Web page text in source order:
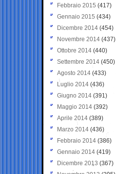
Febbraio 2015 (417)
Gennaio 2015 (434)
Dicembre 2014 (454)
Novembre 2014 (437)
Ottobre 2014 (440)
Settembre 2014 (450)
Agosto 2014 (433)
Luglio 2014 (436)
Giugno 2014 (391)
Maggio 2014 (392)
Aprile 2014 (389)
Marzo 2014 (436)
Febbraio 2014 (386)
Gennaio 2014 (419)
Dicembre 2013 (367)